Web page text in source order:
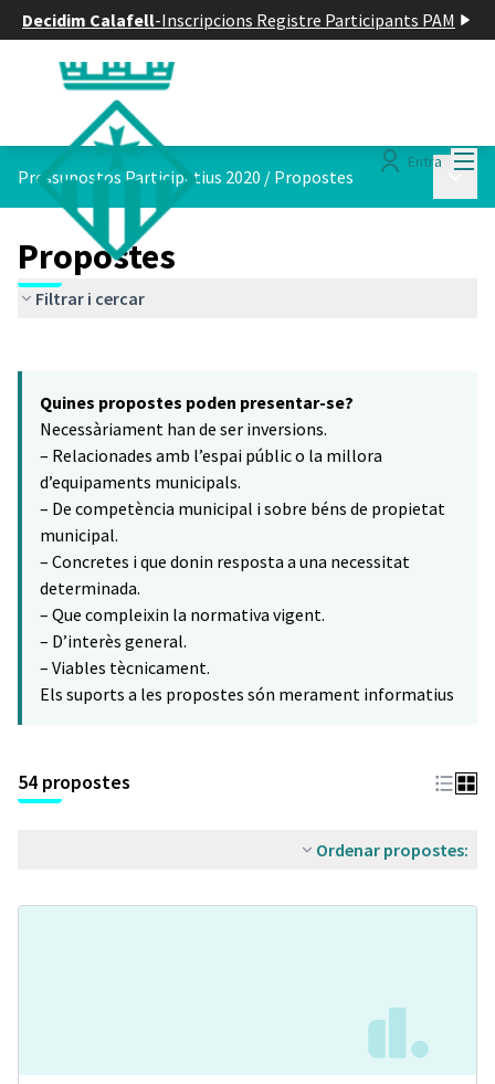
Decidim Calafell-Inscripcions Registre Participants PAM
Entra
Pressupostos Participatius 2020 / Propostes
Propostes
Filtrar i cercar
−
Quines propostes poden presentar-se?
Necessàriament han de ser inversions.
– Relacionades amb l’espai públic o la millora
d’equipaments municipals.
– De competència municipal i sobre béns de propietat
municipal.
– Concretes i que donin resposta a una necessitat
determinada.
– Que compleixin la normativa vigent.
– D’interès general.
– Viables tècnicament.
Els suports a les propostes són merament informatius
54 propostes
Ordenar propostes: